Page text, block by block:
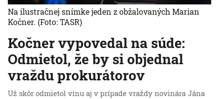
Kočner vypovedal na súde:
Odmietol, že by si objednal
vraždu prokurátorov
Už skôr odmietol vinu aj v prípade vraždy novinára Jána
Na ilustračnej snímke jeden z obžalovaných Marian
Kočner. (Foto: TASR)